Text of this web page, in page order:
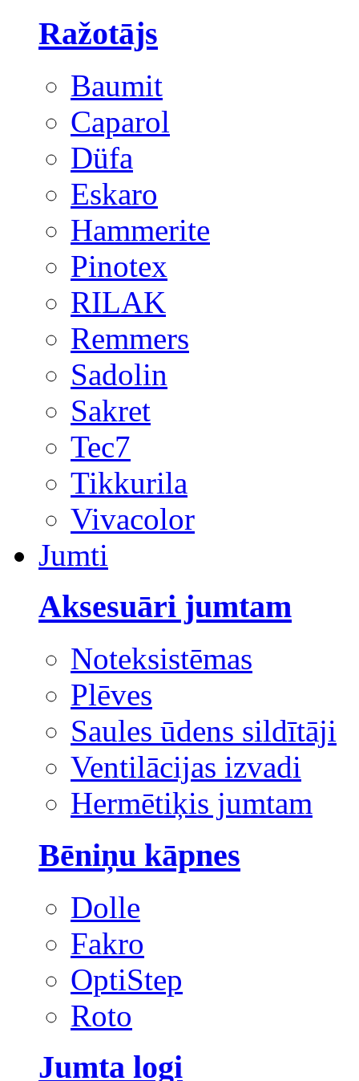
Ražotājs
Baumit
Caparol
Düfa
Eskaro
Hammerite
Pinotex
RILAK
Remmers
Sadolin
Sakret
Tec7
Tikkurila
Vivacolor
Jumti
Aksesuāri jumtam
Noteksistēmas
Plēves
Saules ūdens sildītāji
Ventilācijas izvadi
Hermētiķis jumtam
Bēniņu kāpnes
Dolle
Fakro
OptiStep
Roto
Jumta logi